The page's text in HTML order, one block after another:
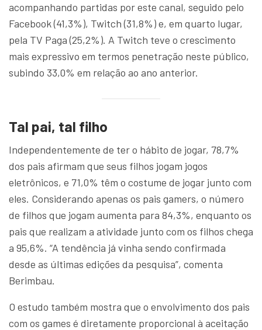
acompanhando partidas por este canal, seguido pelo
Facebook (41,3%), Twitch (31,8%) e, em quarto lugar,
pela TV Paga (25,2%). A Twitch teve o crescimento
mais expressivo em termos penetração neste público,
subindo 33,0% em relação ao ano anterior.
Tal pai, tal filho
Independentemente de ter o hábito de jogar, 78,7%
dos pais afirmam que seus filhos jogam jogos
eletrônicos, e 71,0% têm o costume de jogar junto com
eles. Considerando apenas os pais gamers, o número
de filhos que jogam aumenta para 84,3%, enquanto os
pais que realizam a atividade junto com os filhos chega
a 95,6%. “A tendência já vinha sendo confirmada
desde as últimas edições da pesquisa”, comenta
Berimbau.
O estudo também mostra que o envolvimento dos pais
com os games é diretamente proporcional à aceitação